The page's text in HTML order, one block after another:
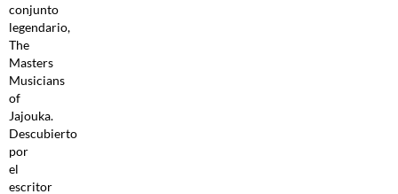
conjunto
legendario,
The
Masters
Musicians
of
Jajouka.
Descubierto
por
el
escritor